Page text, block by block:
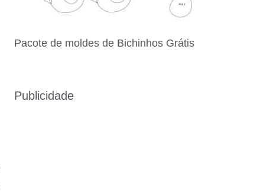
Pacote de moldes de Bichinhos Grátis
Publicidade